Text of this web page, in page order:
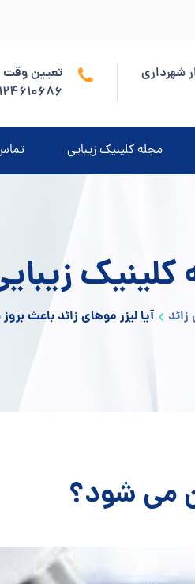
شهرداری
تعیین وقت
, 09190695689
مجله کلینیک زیبایی
کلینیک
آیا لیزر موهای زائد باعث
می شود؟